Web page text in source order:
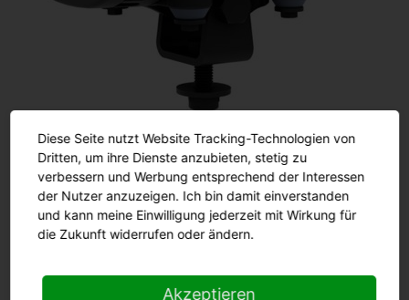
Diese Seite nutzt Website Tracking-Technologien von
Dritten, um ihre Dienste anzubieten, stetig zu
verbessern und Werbung entsprechend der Interessen
der Nutzer anzuzeigen. Ich bin damit einverstanden
und kann meine Einwilligung jederzeit mit Wirkung für
die Zukunft widerrufen oder ändern.
Akzeptieren